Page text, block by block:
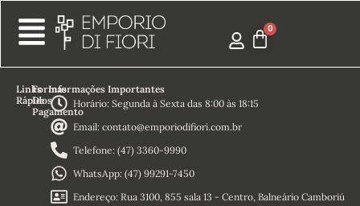
Links
Rápidos
Termos e
Condições
Política de
Reembolso
Formas
De
Pagamento
Informações Importantes
Horário: Segunda à Sexta das 8:00 às 18:15
Email: contato@emporiodifiori.com.br
Telefone: (47) 3360-9990
WhatsApp: (47) 99291-7450
Endereço: Rua 3100, 855 sala 13 - Centro, Balneário Camboriú